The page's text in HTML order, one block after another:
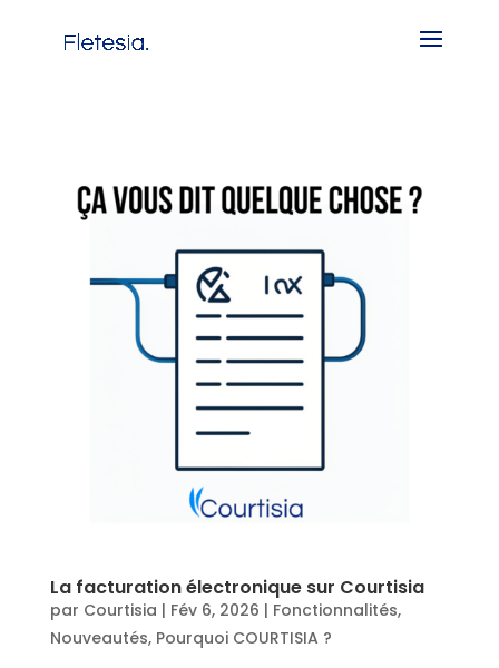
La facturation électronique sur Courtisia
par Courtisia | Fév 6, 2026 | Fonctionnalités,
Nouveautés, Pourquoi COURTISIA ?